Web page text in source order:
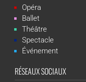
Opéra
Ballet
Théâtre
Spectacle
Événement
RÉSEAUX SOCIAUX